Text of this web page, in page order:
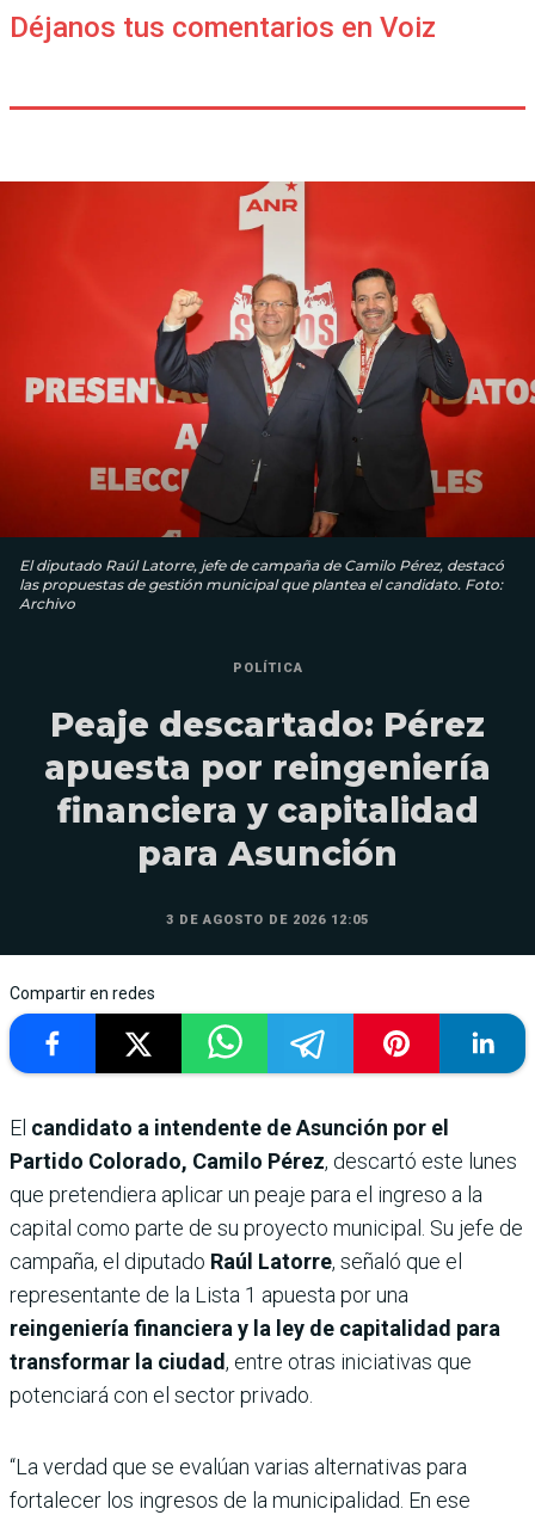
Déjanos tus comentarios en Voiz
El diputado Raúl Latorre, jefe de campaña de Camilo Pérez, destacó
las propuestas de gestión municipal que plantea el candidato. Foto:
Archivo
POLÍTICA
Peaje descartado: Pérez
apuesta por reingeniería
financiera y capitalidad
para Asunción
3 DE AGOSTO DE 2026 12:05
Compartir en redes
El candidato a intendente de Asunción por el
Partido Colorado, Camilo Pérez, descartó este lunes
que pretendiera aplicar un peaje para el ingreso a la
capital como parte de su proyecto municipal. Su jefe de
campaña, el diputado Raúl Latorre, señaló que el
representante de la Lista 1 apuesta por una
reingeniería financiera y la ley de capitalidad para
transformar la ciudad, entre otras iniciativas que
potenciará con el sector privado.
“La verdad que se evalúan varias alternativas para
fortalecer los ingresos de la municipalidad. En ese